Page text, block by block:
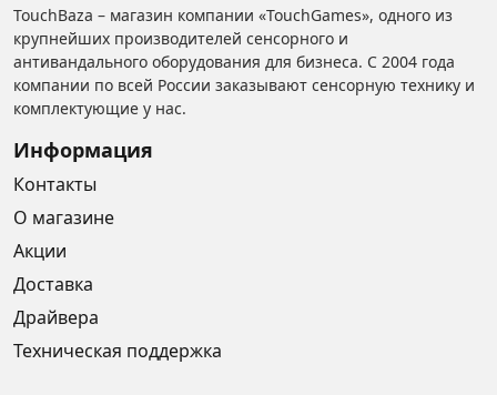
TouchBaza – магазин компании «TouchGames», одного из
крупнейших производителей сенсорного и
антивандального оборудования для бизнеса. С 2004 года
компании по всей России заказывают сенсорную технику и
комплектующие у нас.
Информация
Контакты
О магазине
Акции
Доставка
Драйвера
Техническая поддержка